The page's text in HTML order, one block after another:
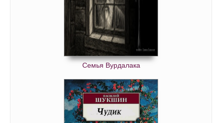
Семья Вурдалака